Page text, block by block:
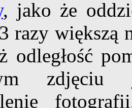
, jako że
razy większą
odległość
zdjęciu